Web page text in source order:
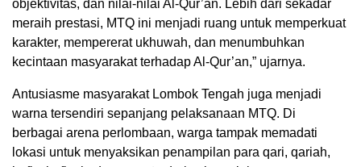
objektivitas, dan nilai-nilai Al-Qur’an. Lebih dari sekadar
meraih prestasi, MTQ ini menjadi ruang untuk memperkuat
karakter, mempererat ukhuwah, dan menumbuhkan
kecintaan masyarakat terhadap Al-Qur’an,” ujarnya.
Antusiasme masyarakat Lombok Tengah juga menjadi
warna tersendiri sepanjang pelaksanaan MTQ. Di
berbagai arena perlombaan, warga tampak memadati
lokasi untuk menyaksikan penampilan para qari, qariah,